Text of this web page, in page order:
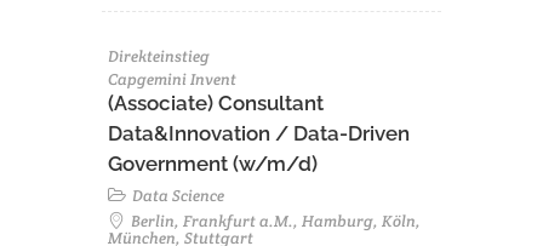
Direkteinstieg
Capgemini Invent
(Associate) Consultant
Data&Innovation / Data-Driven
Government (w/m/d)
Data Science
Berlin, Frankfurt a.M., Hamburg, Köln,
München, Stuttgart